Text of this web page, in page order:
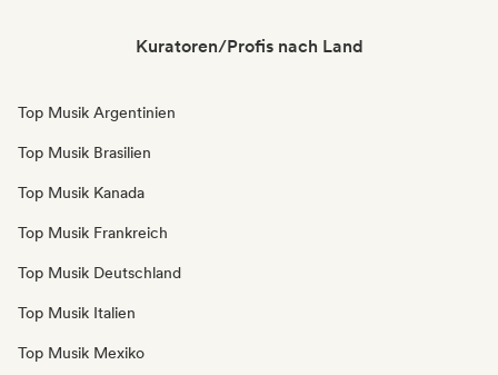
Kuratoren/Profis nach Land
Top Musik Argentinien
Top Musik Brasilien
Top Musik Kanada
Top Musik Frankreich
Top Musik Deutschland
Top Musik Italien
Top Musik Mexiko